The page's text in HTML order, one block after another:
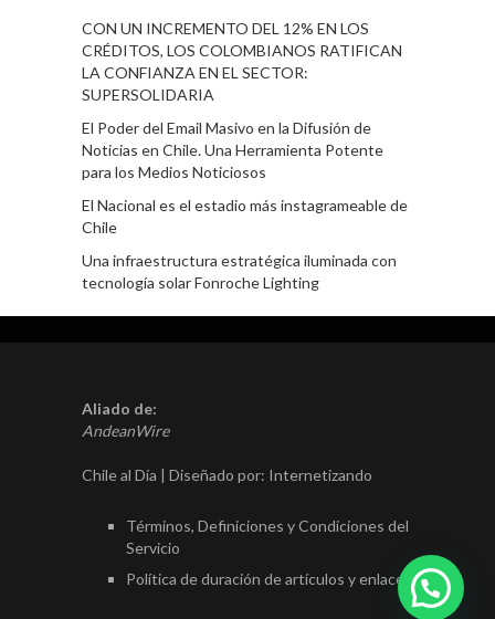
CON UN INCREMENTO DEL 12% EN LOS
CRÉDITOS, LOS COLOMBIANOS RATIFICAN
LA CONFIANZA EN EL SECTOR:
SUPERSOLIDARIA
El Poder del Email Masivo en la Difusión de
Noticias en Chile. Una Herramienta Potente
para los Medios Noticiosos
El Nacional es el estadio más instagrameable de
Chile
Una infraestructura estratégica iluminada con
tecnología solar Fonroche Lighting
Aliado de:
AndeanWire
Chile al Día | Diseñado por: Internetizando
Términos, Definiciones y Condiciones del
Servicio
Política de duración de artículos y enlaces